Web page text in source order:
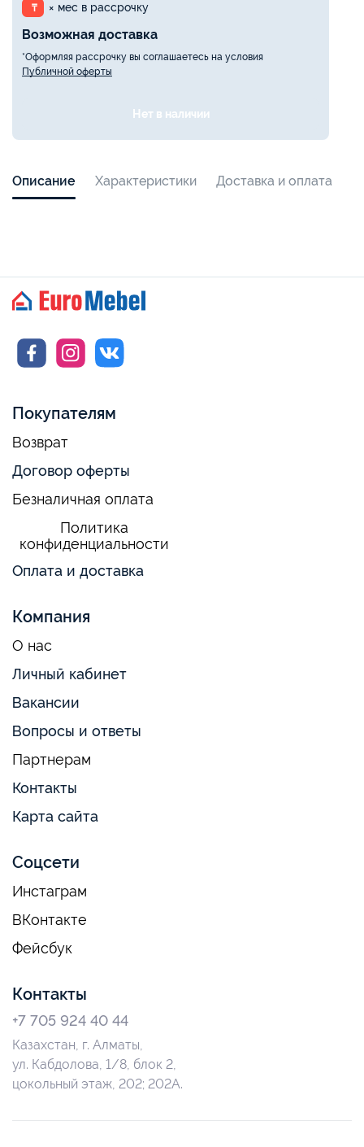
₸ × мес в рассрочку
Возможная доставка
*Оформляя рассрочку вы соглашаетесь на условия
Публичной оферты
Нет в наличии
Описание Характеристики Доставка и оплата
Покупателям
Возврат
Договор оферты
Безналичная оплата
Политика
конфиденциальности
Оплата и доставка
Компания
О нас
Личный кабинет
Вакансии
Вопросы и ответы
Партнерам
Контакты
Карта сайта
Соцсети
Инстаграм
ВКонтакте
Фейсбук
Контакты
+7 705 924 40 44
Казахстан, г. Алматы,
ул. Кабдолова, 1/8, блок 2,
цокольный этаж, 202; 202А.